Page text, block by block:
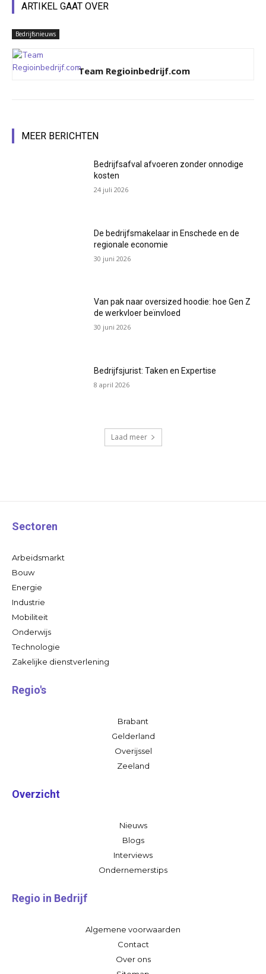
ARTIKEL GAAT OVER
Bedrijfsnieuws
Team Regioinbedrijf.com
MEER BERICHTEN
Bedrijfsafval afvoeren zonder onnodige
kosten
24 juli 2026
De bedrijfsmakelaar in Enschede en de
regionale economie
30 juni 2026
Van pak naar oversized hoodie: hoe Gen Z
de werkvloer beïnvloed
30 juni 2026
Bedrijfsjurist: Taken en Expertise
8 april 2026
Laad meer
Sectoren
Arbeidsmarkt
Bouw
Energie
Industrie
Mobiliteit
Onderwijs
Technologie
Zakelijke dienstverlening
Regio's
Brabant
Gelderland
Overijssel
Zeeland
Overzicht
Nieuws
Blogs
Interviews
Ondernemerstips
Regio in Bedrijf
Algemene voorwaarden
Contact
Over ons